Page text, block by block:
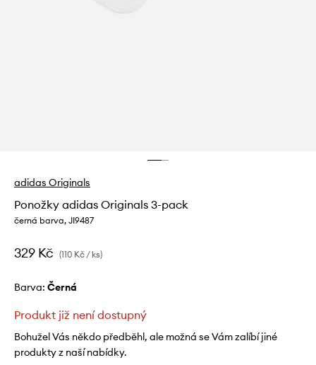
adidas Originals
Ponožky adidas Originals 3-pack
černá barva, JI9487
329 Kč (110 Kč / ks)
Barva: černá
Produkt již není dostupný
Bohužel Vás někdo předběhl, ale možná se Vám zalíbí jiné
produkty z naší nabídky.